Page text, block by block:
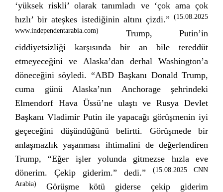
‘yüksek riskli’ olarak tanımladı ve ‘çok ama çok
hızlı’ bir ateşkes istediğinin altını çizdi.” (15.08.2025
www.independentarabia.com)
Trump, Putin’in
ciddiyetsizliği karşısında bir an bile tereddüt
etmeyeceğini ve Alaska’dan derhal Washington’a
döneceğini söyledi. “ABD Başkanı Donald Trump,
cuma günü Alaska’nın Anchorage şehrindeki
Elmendorf Hava Üssü’ne ulaştı ve Rusya Devlet
Başkanı Vladimir Putin ile yapacağı görüşmenin iyi
geçeceğini düşündüğünü belirtti. Görüşmede bir
anlaşmazlık yaşanması ihtimalini de değerlendiren
Trump, “Eğer işler yolunda gitmezse hızla eve
dönerim. Çekip giderim.” dedi.”
(15.08.2025 CNN
Arabia)
Görüşme kötü giderse çekip giderim